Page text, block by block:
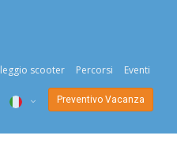
scooter Percorsi Eventi
Preventivo Vacanza